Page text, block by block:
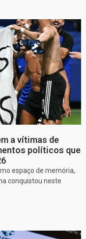
a vítimas de
políticos que
espaço de memória,
conquistou neste